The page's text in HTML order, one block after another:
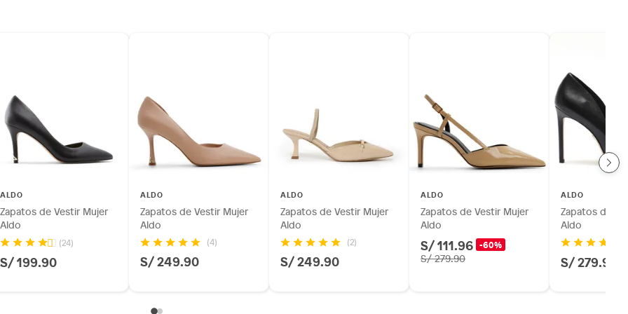
baño con señales de uso, sin empaques, etiquetas o
ALDO
Zapatos de Vestir Mujer
Aldo
(24)
S/ 199.90
ALDO
Zapatos de Vestir Mujer
Aldo
(4)
S/ 249.90
ALDO
Zapatos de Vestir Mujer
Aldo
(2)
S/ 249.90
ALDO
Zapatos de Vestir Mujer
Aldo
S/ 111.96 -60%
S/ 279.90
ALDO
Zapatos de
Aldo
S/ 279.90